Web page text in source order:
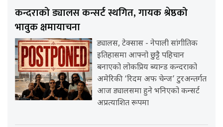
कन्दराको ड्यालस कन्सर्ट स्थगित, गायक श्रेष्ठको
भावुक क्षमायाचना
ड्यालस, टेक्सास - नेपाली सांगीतिक
इतिहासमा आफ्नो छुट्टै पहिचान
बनाएको लोकप्रिय ब्यान्ड कन्दराको
अमेरिकी ‘रिदम अफ चेन्ज’ टुरअन्तर्गत
आज ड्यालसमा हुने भनिएको कन्सर्ट
अप्रत्याशित रूपमा